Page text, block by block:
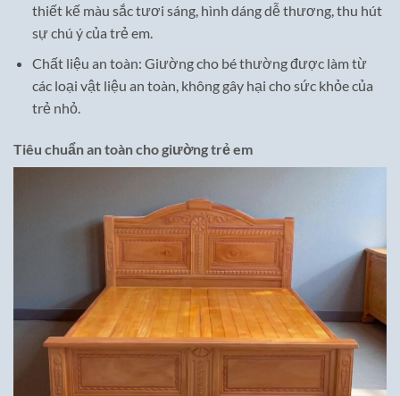
thiết kế màu sắc tươi sáng, hình dáng dễ thương, thu hút
sự chú ý của trẻ em.
Chất liệu an toàn: Giường cho bé thường được làm từ
các loại vật liệu an toàn, không gây hại cho sức khỏe của
trẻ nhỏ.
Tiêu chuẩn an toàn cho giường trẻ em